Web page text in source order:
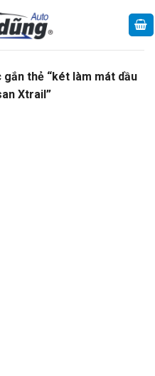
gắn thẻ “két làm mát dầu
Xtrail”